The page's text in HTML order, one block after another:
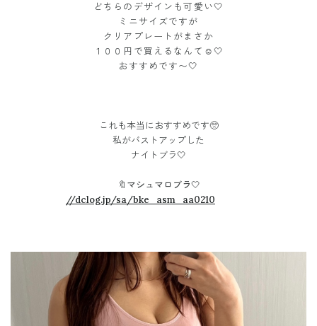
どちらのデザインも可愛い🤍
ミニサイズですが
クリアプレートがまさか
１００円で買えるなんて☺️🤍
おすすめです〜🤍
これも本当におすすめです🥺
私がバストアップした
ナイトブラ🤍
🔖マシュマロブラ🤍
//dclog.jp/sa/bke_asm_aa0210